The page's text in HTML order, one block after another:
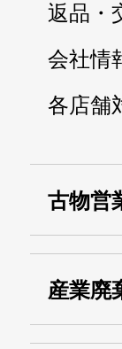
返品・
会社情
各店舗
古物営
産業廃